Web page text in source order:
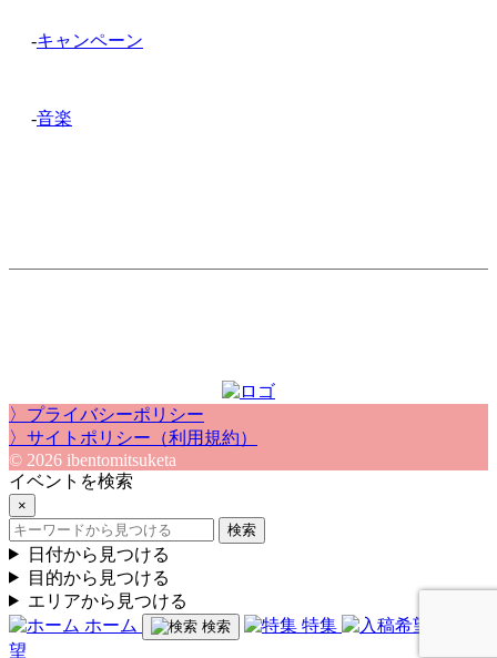
-キャンペーン
-音楽
〉プライバシーポリシー
〉サイトポリシー（利用規約）
© 2026 ibentomitsuketa
イベントを検索
×
検索
日付から見つける
目的から見つける
エリアから見つける
ホーム
検索 特集
望